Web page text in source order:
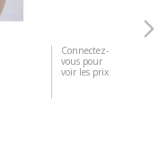
Connectez-
vous pour
voir les prix